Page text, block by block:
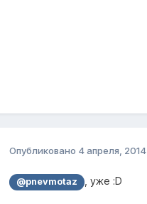
Опубликовано 4 апреля, 2014
@pnevmotaz , уже :D